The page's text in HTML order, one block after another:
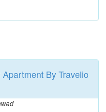
By Travelio